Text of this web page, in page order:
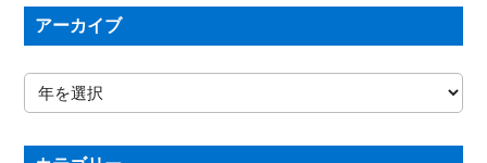
アーカイブ